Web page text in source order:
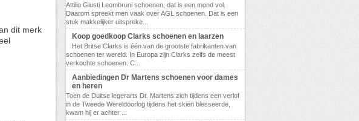
dit merk
Attilio Giusti Leombruni schoenen, dat is een mond vol.
Daarom spreekt men vaak over AGL schoenen. Dat is een
stuk makkelijker uitspreke...
Koop goedkoop Clarks schoenen en laarzen
Het Britse Clarks is één van de grootste fabrikanten van
schoenen ter wereld. In Europa zijn Clarks zelfs de meest
verkochte schoenen. C...
Aanbiedingen Dr Martens schoenen voor dames
en heren
Toen de Duitse legerarts Dr. Martens zich tijdens een verlof
in de Tweede Wereldoorlog tijdens het skiën blesseerde,
kwam hij er achter ...